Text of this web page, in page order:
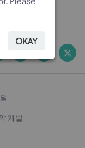
지
개발
OKAY
OKAY
OKAY
OKAY